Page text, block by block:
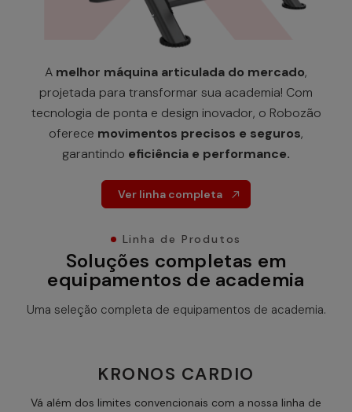
A melhor máquina articulada do mercado,
projetada para transformar sua academia! Com
tecnologia de ponta e design inovador, o Robozão
oferece movimentos precisos e seguros,
garantindo eficiência e performance.
Ver linha completa
Linha de Produtos
Soluções completas em
equipamentos de academia
Uma seleção completa de equipamentos de academia.
KRONOS CARDIO
Vá além dos limites convencionais com a nossa linha de